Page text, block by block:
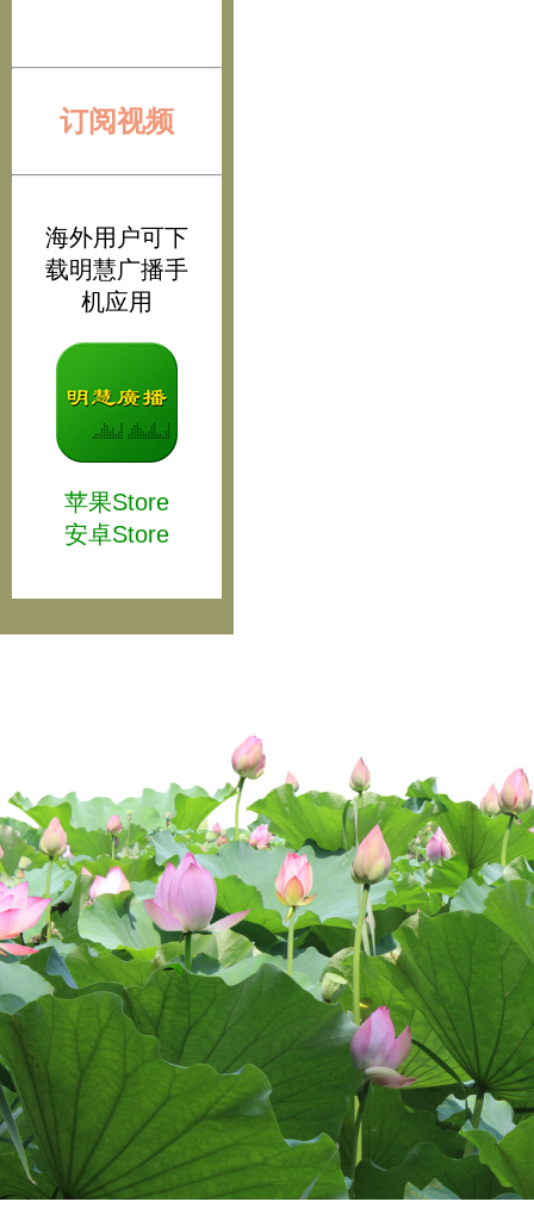
订阅视频
海外用户可下
载明慧广播手
机应用
苹果Store
安卓Store